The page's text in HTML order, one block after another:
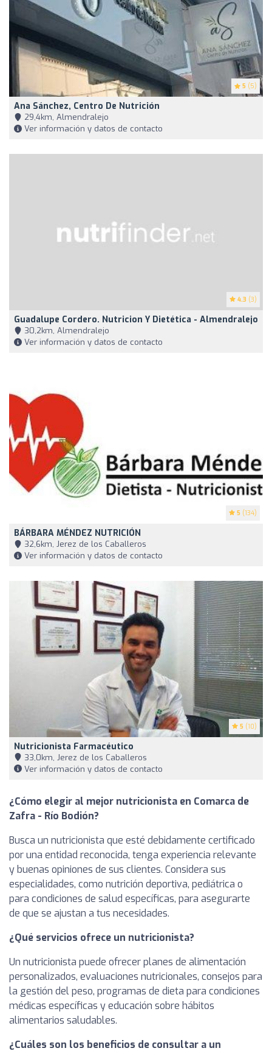
5 (5)
Ana Sánchez, Centro De Nutrición
29,4km, Almendralejo
Ver información y datos de contacto
4.3 (3)
Guadalupe Cordero. Nutricion Y Dietética - Almendralejo
30,2km, Almendralejo
Ver información y datos de contacto
5 (134)
BÁRBARA MÉNDEZ NUTRICIÓN
32,6km, Jerez de los Caballeros
Ver información y datos de contacto
5 (10)
Nutricionista Farmacéutico
33,0km, Jerez de los Caballeros
Ver información y datos de contacto
¿Cómo elegir al mejor nutricionista en Comarca de
Zafra - Río Bodión?
Busca un nutricionista que esté debidamente certificado
por una entidad reconocida, tenga experiencia relevante
y buenas opiniones de sus clientes. Considera sus
especialidades, como nutrición deportiva, pediátrica o
para condiciones de salud específicas, para asegurarte
de que se ajustan a tus necesidades.
¿Qué servicios ofrece un nutricionista?
Un nutricionista puede ofrecer planes de alimentación
personalizados, evaluaciones nutricionales, consejos para
la gestión del peso, programas de dieta para condiciones
médicas específicas y educación sobre hábitos
alimentarios saludables.
¿Cuáles son los beneficios de consultar a un